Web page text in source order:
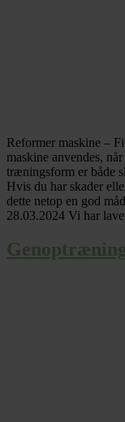
Reformer maskine –
maskine anvendes,
træningsform er både
Hvis du har skader
dette netop en god
28.03.2024 Vi har